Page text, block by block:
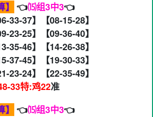
👈⒂组3中3👈
33-37】【08-15-28】
23-25】【09-36-40】
35-46】【14-26-38】
37-45】【19-30-33】
23-24】【22-35-49】
33特:鸡22准
👈⒂组3中3👈